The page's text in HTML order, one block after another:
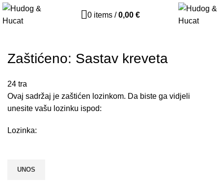
0 items / 0,00 €
Zaštićeno: Sastav kreveta
24 tra
Ovaj sadržaj je zaštićen lozinkom. Da biste ga vidjeli
unesite vašu lozinku ispod:
Lozinka: